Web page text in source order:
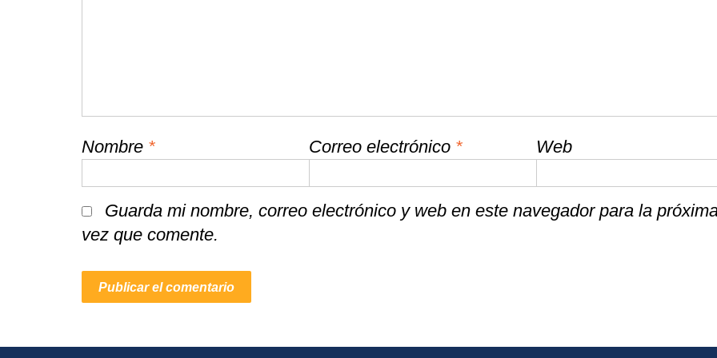
Nombre * Correo electrónico * Web
Guarda mi nombre, correo electrónico y web en este navegador para la
vez que comente.